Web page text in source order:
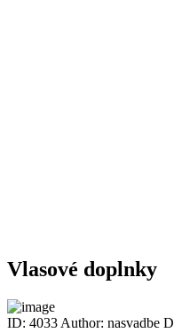
Vlasové doplnky
ID: 4033 Author: nasvadbe